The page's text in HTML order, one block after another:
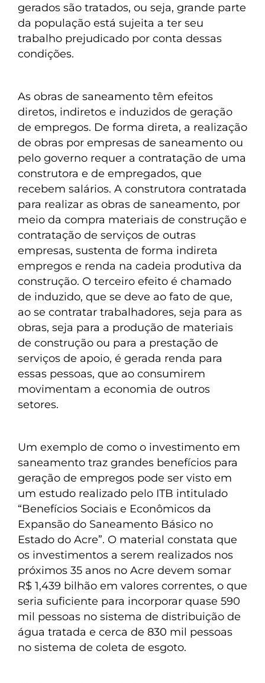
gerados são tratados, ou seja, grande parte
da população está sujeita a ter seu
trabalho prejudicado por conta dessas
condições.
As obras de saneamento têm efeitos
diretos, indiretos e induzidos de geração
de empregos. De forma direta, a realização
de obras por empresas de saneamento ou
pelo governo requer a contratação de uma
construtora e de empregados, que
recebem salários. A construtora contratada
para realizar as obras de saneamento, por
meio da compra materiais de construção e
contratação de serviços de outras
empresas, sustenta de forma indireta
empregos e renda na cadeia produtiva da
construção. O terceiro efeito é chamado
de induzido, que se deve ao fato de que,
ao se contratar trabalhadores, seja para as
obras, seja para a produção de materiais
de construção ou para a prestação de
serviços de apoio, é gerada renda para
essas pessoas, que ao consumirem
movimentam a economia de outros
setores.
Um exemplo de como o investimento em
saneamento traz grandes benefícios para
geração de empregos pode ser visto em
um estudo realizado pelo ITB intitulado
“Benefícios Sociais e Econômicos da
Expansão do Saneamento Básico no
Estado do Acre”. O material constata que
os investimentos a serem realizados nos
próximos 35 anos no Acre devem somar
R$ 1,439 bilhão em valores correntes, o que
seria suficiente para incorporar quase 590
mil pessoas no sistema de distribuição de
água tratada e cerca de 830 mil pessoas
no sistema de coleta de esgoto.